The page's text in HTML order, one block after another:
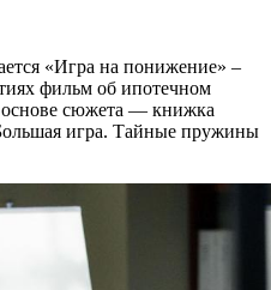
«Игра на понижение» –
фильм об ипотечном
основе сюжета — книжка
игра. Тайные пружины